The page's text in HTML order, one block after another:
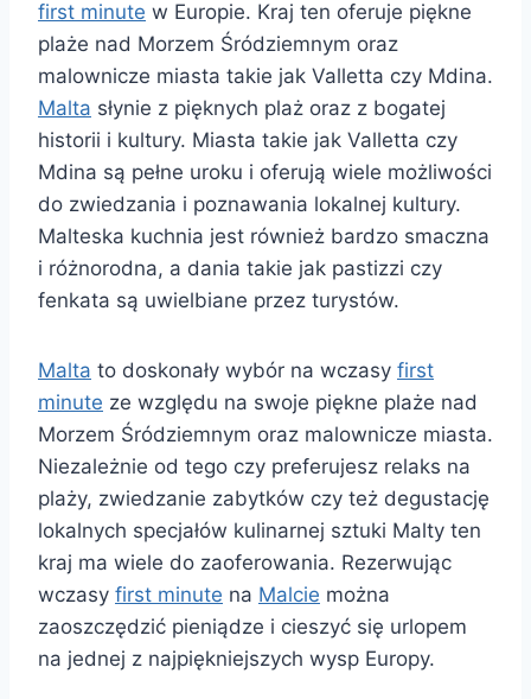
first minute w Europie. Kraj ten oferuje piękne
plaże nad Morzem Śródziemnym oraz
malownicze miasta takie jak Valletta czy Mdina.
Malta słynie z pięknych plaż oraz z bogatej
historii i kultury. Miasta takie jak Valletta czy
Mdina są pełne uroku i oferują wiele możliwości
do zwiedzania i poznawania lokalnej kultury.
Malteska kuchnia jest również bardzo smaczna
i różnorodna, a dania takie jak pastizzi czy
fenkata są uwielbiane przez turystów.
Malta to doskonały wybór na wczasy first
minute ze względu na swoje piękne plaże nad
Morzem Śródziemnym oraz malownicze miasta.
Niezależnie od tego czy preferujesz relaks na
plaży, zwiedzanie zabytków czy też degustację
lokalnych specjałów kulinarnej sztuki Malty ten
kraj ma wiele do zaoferowania. Rezerwując
wczasy first minute na Malcie można
zaoszczędzić pieniądze i cieszyć się urlopem
na jednej z najpiękniejszych wysp Europy.